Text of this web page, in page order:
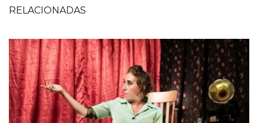
RELACIONADAS
Imagen